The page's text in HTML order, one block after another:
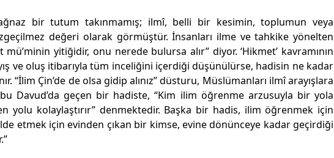
bir tutum takınmamış; ilmî, belli bir kesimin, toplumun veya
değeri olarak görmüştür. İnsanları ilme ve tahkike yönelten
yitiğidir, onu nerede bulursa alır” diyor. ‘Hikmet’ kavramının
ve oluş itibarıyla tüm inceliğini içerdiği düşünülürse, hadisin ne kadar
“İlim Çin’de de olsa gidip alınız” düsturu, Müslümanları ilmî arayışlara
Davud’da geçen bir hadiste, “Kim ilim öğrenme arzusuyla bir yola
yolu kolaylaştırır” denmektedir. Başka bir hadis, ilim öğrenmek için
etmek için evinden çıkan bir kimse, evine dönünceye kadar geçirdiği